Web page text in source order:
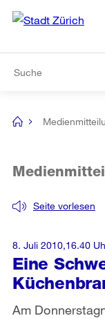
Navigation
[no
Eine
Seite vorlesen
Am
8. Juli 2010,16.40